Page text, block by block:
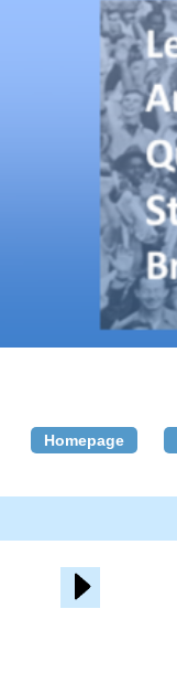
Homepage